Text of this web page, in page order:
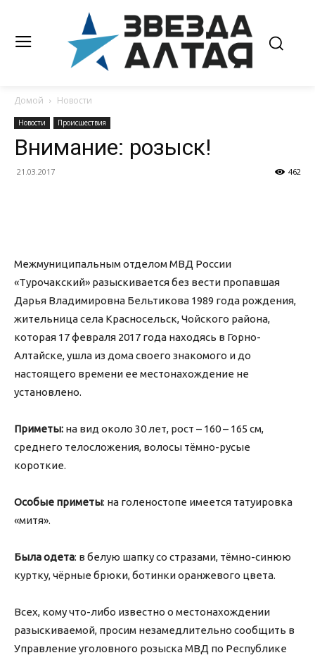
Домой Новости
Новости Происшествия
Внимание: розыск!
21.03.2017 462
Межмуниципальным отделом МВД России
«Турочакский» разыскивается без вести пропавшая
Дарья Владимировна Бельтикова 1989 года рождения,
жительница села Красносельск, Чойского района,
которая 17 февраля 2017 года находясь в Горно-
Алтайске, ушла из дома своего знакомого и до
настоящего времени ее местонахождение не
установлено.
Приметы: на вид около 30 лет, рост – 160 – 165 см,
среднего телосложения, волосы тёмно-русые
короткие.
Особые приметы: на голеностопе имеется татуировка
«митя».
Была одета: в белую шапку со стразами, тёмно-синюю
куртку, чёрные брюки, ботинки оранжевого цвета.
Всех, кому что-либо известно о местонахождении
разыскиваемой, просим незамедлительно сообщить в
Управление уголовного розыска МВД по Республике